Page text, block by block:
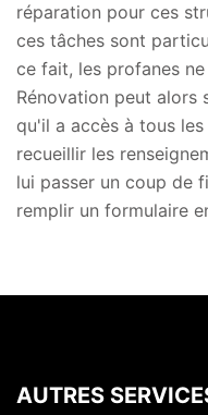
réparation pour ces
ces tâches sont
ce fait, les profanes
Rénovation peut alors
qu'il a accès à tous
recueillir les
lui passer un coup de
remplir un formulaire
AUTRES